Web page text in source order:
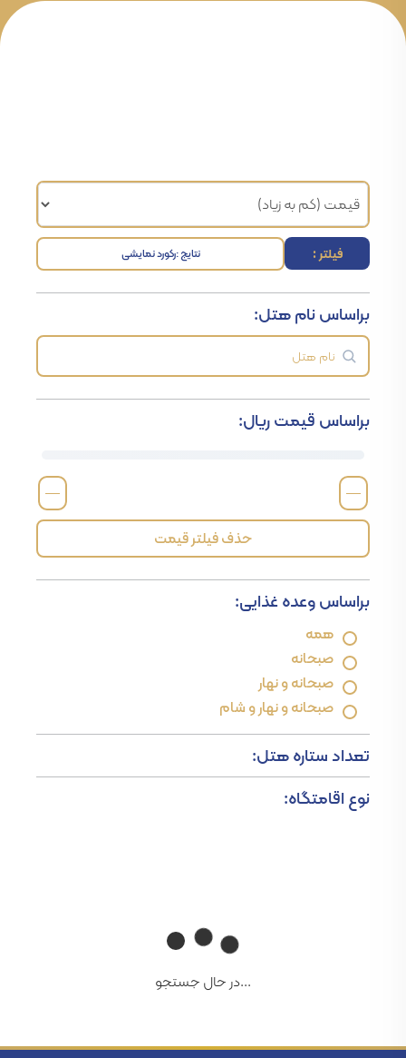
فیلتر : نتایج :رکورد نمایشی
براساس نام هتل:
براساس قیمت ریال:
—
—
حذف فیلتر قیمت
براساس وعده غذایی:
همه
صبحانه
صبحانه و نهار
صبحانه و نهار و شام
تعداد ستاره هتل:
نوع اقامتگاه:
...در حال جستجو